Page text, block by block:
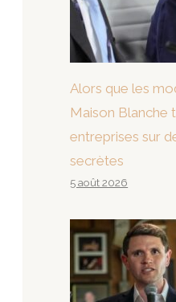
Alors que les
Maison Blanche
entreprises sur
secrètes
5 août 2026